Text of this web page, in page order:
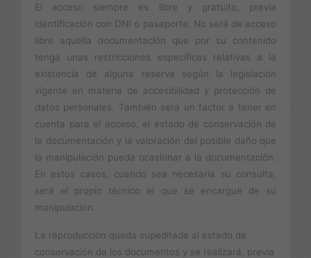
El acceso siempre es libre y gratuito, previa
identificación con DNI o pasaporte. No será de acceso
libre aquella documentación que por su contenido
tenga unas restricciones específicas relativas a la
existencia de alguna reserva según la legislación
vigente en materia de accesibilidad y protección de
datos personales. También será un factor a tener en
cuenta para el acceso, el estado de conservación de
la documentación y la valoración del posible daño que
la manipulación pueda ocasionar a la documentación.
En estos casos, cuando sea necesaria su consulta,
será el propio técnico el que se encargue de su
manipulación.
La reproducción queda supeditada al estado de
conservación de los documentos y se realizará, previa